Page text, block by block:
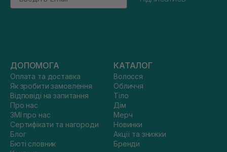
ДОПОМОГА
Оплата та доставка
Як зробити замовлення
Відповіді на запитання
Про нас
ЗМІ про нас
Сертифікати та нагороди
Блог
Бюті словник
КАТАЛОГ
Волосся
Обличчя
Тіло
Дім
Мерч
Новинки
Акції та знижки
Бренди